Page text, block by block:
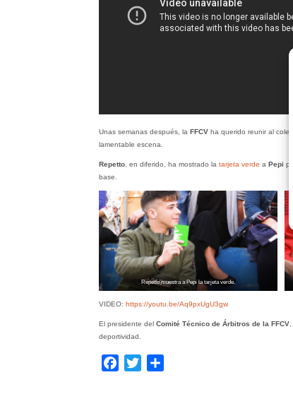
Unas semanas después, la FFCVha querido reunir al
lamentable escena.
Repetto, en diferido, ha mostrado la tarjeta verde a Pepi
base.
Repetto muestra a Pepi la tarjeta verde.
VIDEO: https://youtu.be/Aq9pxUgU3gw
El presidente del Comité Técnico de Árbitros de la FFCV,
deportividad.
Facebook
Twitter